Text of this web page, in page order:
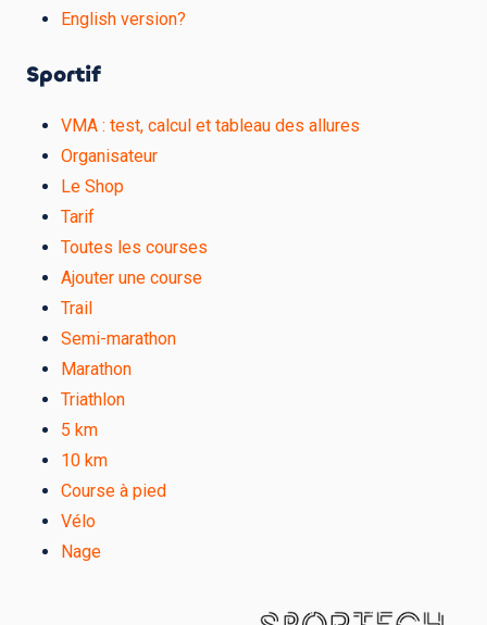
English version?
Sportif
VMA : test, calcul et tableau des allures
Organisateur
Le Shop
Tarif
Toutes les courses
Ajouter une course
Trail
Semi-marathon
Marathon
Triathlon
5 km
10 km
Course à pied
Vélo
Nage